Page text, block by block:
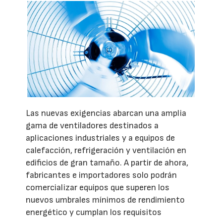
Las nuevas exigencias abarcan una amplia
gama de ventiladores destinados a
aplicaciones industriales y a equipos de
calefacción, refrigeración y ventilación en
edificios de gran tamaño. A partir de ahora,
fabricantes e importadores solo podrán
comercializar equipos que superen los
nuevos umbrales mínimos de rendimiento
energético y cumplan los requisitos